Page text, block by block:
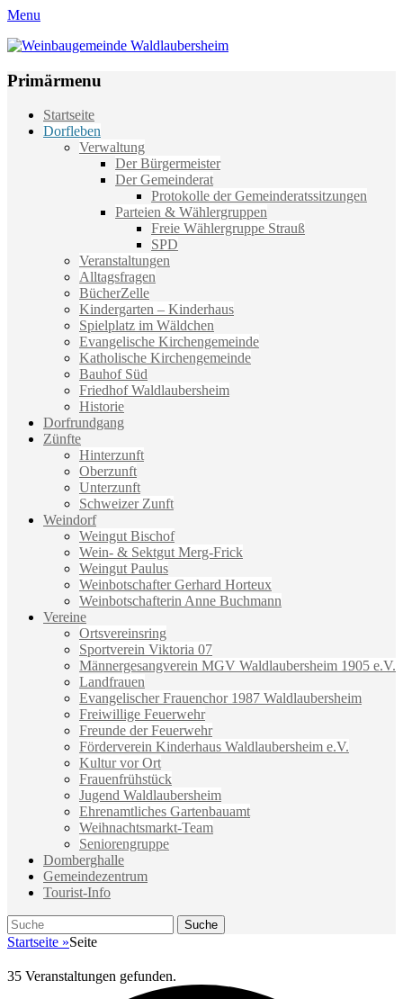
Menu
Weinbaugemeinde Waldlaubersheim
Primärmenu
Weiter
zum
Startseite
Dorfleben
Verwaltung
Der Bürgermeister
Der Gemeinderat
Protokolle der Gemeinderatssitzungen
Parteien & Wählergruppen
Freie Wählergruppe Strauß
SPD
Veranstaltungen
Alltagsfragen
BücherZelle
Kindergarten – Kinderhaus
Spielplatz im Wäldchen
Evangelische Kirchengemeinde
Katholische Kirchengemeinde
Bauhof Süd
Friedhof Waldlaubersheim
Historie
Dorfrundgang
Zünfte
Hinterzunft
Oberzunft
Unterzunft
Schweizer Zunft
Weindorf
Weingut Bischof
Wein- & Sektgut Merg-Frick
Weingut Paulus
Weinbotschafter Gerhard Horteux
Weinbotschafterin Anne Buchmann
Vereine
Ortsvereinsring
Sportverein Viktoria 07
Männergesangverein MGV Waldlaubersheim 1905 e.V.
Landfrauen
Evangelischer Frauenchor 1987 Waldlaubersheim
Freiwillige Feuerwehr
Freunde der Feuerwehr
Förderverein Kinderhaus Waldlaubersheim e.V.
Kultur vor Ort
Frauenfrühstück
Jugend Waldlaubersheim
Ehrenamtliches Gartenbauamt
Weihnachtsmarkt-Team
Seniorengruppe
Domberghalle
Gemeindezentrum
Tourist-Info
Suche
Suche
nach:
Startseite »Seite
35 Veranstaltungen gefunden.